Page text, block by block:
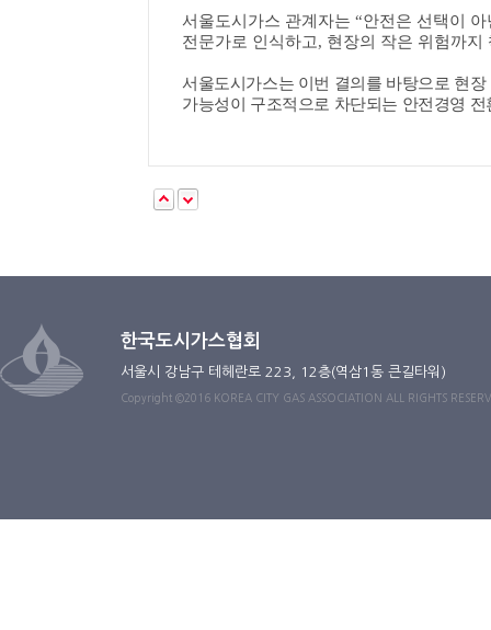
서울도시가스 관계자는 “안전은 선택이 아
전문가로 인식하고, 현장의 작은 위험까
서울도시가스는 이번 결의를 바탕으로 현
가능성이 구조적으로 차단되는 안전경영
한국도시가스협회
서울시 강남구 테헤란로 223, 12층(역삼1동 큰길타워)
Copyright ©2016 KOREA CITY GAS ASSOCIATION ALL RIGHTS